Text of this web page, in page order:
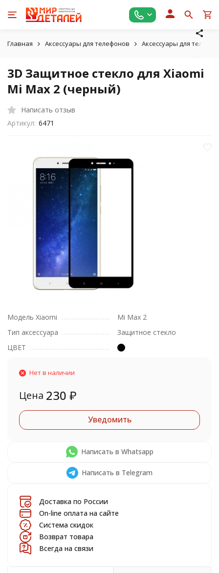
Главная Аксессуары для телефонов Аксессуары для
3D Защитное стекло для Xiaomi
Mi Max 2 (черный)
Написать отзыв
Артикул: 6471
Модель Xiaomi
Mi Max 2
Тип аксессуара
Защитное стекло
ЦВЕТ
Нет в наличии
Цена 230 ₽
Уведомить
Написать в Whatsapp
Написать в Telegram
Доставка по России
On-line оплата на сайте
Система скидок
Возврат товара
Всегда на связи